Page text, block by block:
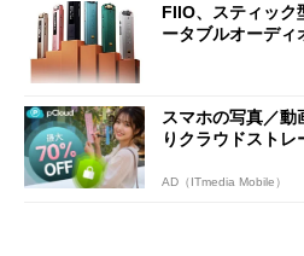
FIIO、スティック
ータブルオーディ
スマホの写真／動
りクラウドストレ
AD（ITmedia Mobile）